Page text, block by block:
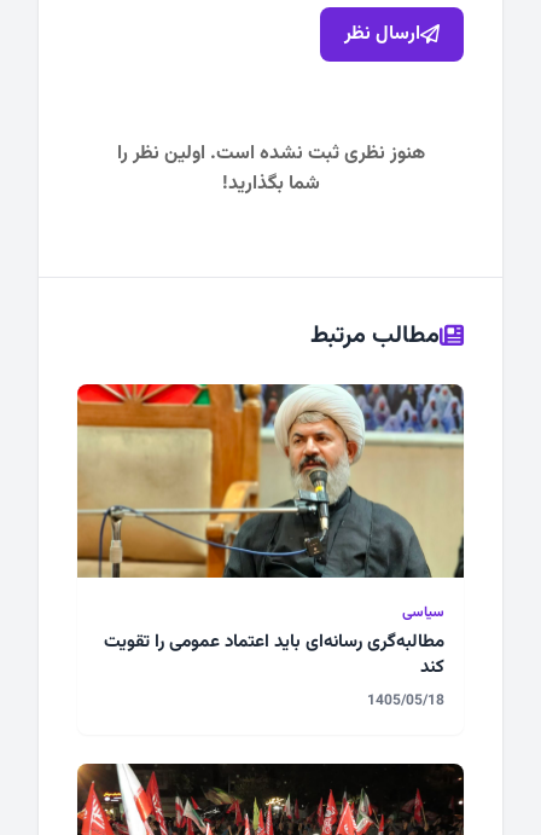
ارسال نظر
هنوز نظری ثبت نشده است. اولین نظر را
شما بگذارید!
مطالب مرتبط
سیاسی
مطالبه‌گری رسانه‌ای باید اعتماد عمومی را تقویت
کند
1405/05/18